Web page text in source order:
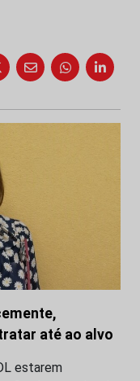
até ao alvo
estarem